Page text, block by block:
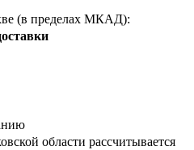
(в пределах МКАД):
области рассчитывается